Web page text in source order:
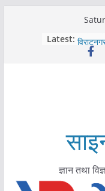
Latest:
तयारी
आयुर्वेद
ज्ञान तथा